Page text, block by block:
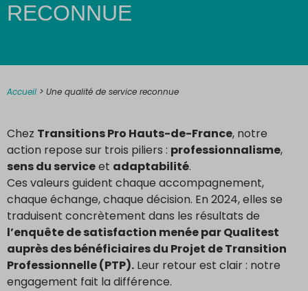
RECONNUE
Accueil > Une qualité de service reconnue
Chez Transitions Pro Hauts-de-France, notre
action repose sur trois piliers : professionnalisme,
sens du serviceet adaptabilité.
Ces valeurs guident chaque accompagnement,
chaque échange, chaque décision. En 2024, elles se
traduisent concrètement dans les résultats de
l’enquête de satisfaction menée par Qualitest
auprès des bénéficiaires du Projet de Transition
Professionnelle (PTP). Leur retour est clair : notre
engagement fait la différence.